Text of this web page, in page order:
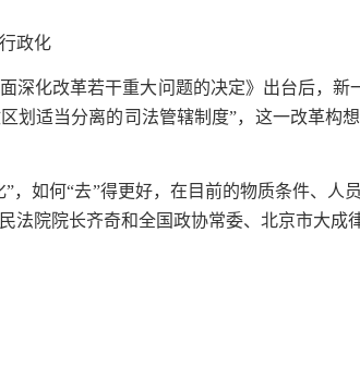
政化
深化改革若干重大问题的决定》出台后，
划适当分离的司法管辖制度”，这一改革构
，如何“去”得更好，在目前的物质条件、
法院院长齐奇和全国政协常委、北京市大成